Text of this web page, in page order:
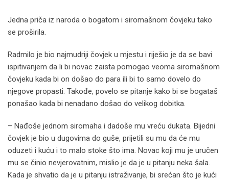
Jedna priča iz naroda o bogatom i siromašnom čovjeku tako
se proširila.
Radmilo je bio najmudriji čovjek u mjestu i riješio je da se bavi
ispitivanjem da li bi novac zaista pomogao veoma siromašnom
čovjeku kada bi on došao do para ili bi to samo dovelo do
njegove propasti. Takođe, povelo se pitanje kako bi se bogataš
ponašao kada bi nenadano došao do velikog dobitka.
– Nađoše jednom siromaha i dadoše mu vreću dukata. Bijedni
čovjek je bio u dugovima do guše, prijetili su mu da će mu
oduzeti i kuću i to malo stoke što ima. Novac koji mu je uručen
mu se činio nevjerovatnim, mislio je da je u pitanju neka šala.
Kada je shvatio da je u pitanju istraživanje, bi srećan što je kući